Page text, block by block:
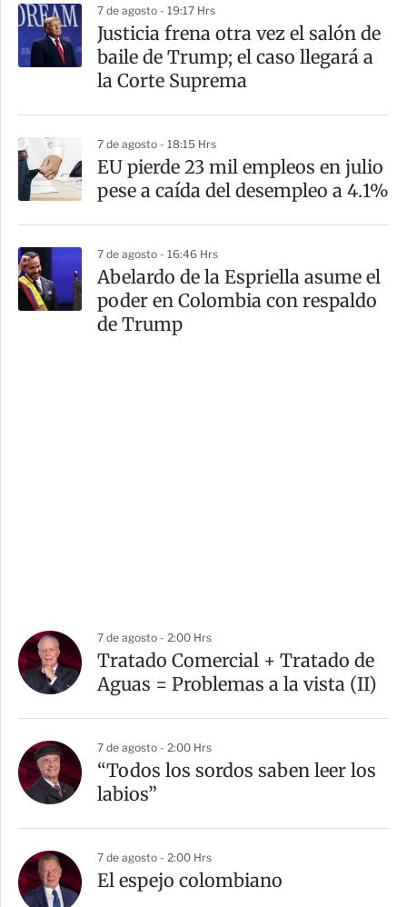
7 de agosto - 19:17 Hrs
Justicia frena otra vez el salón de
baile de Trump; el caso llegará a
la Corte Suprema
7 de agosto - 18:15 Hrs
EU pierde 23 mil empleos en julio
pese a caída del desempleo a 4.1%
7 de agosto - 16:46 Hrs
Abelardo de la Espriella asume el
poder en Colombia con respaldo
de Trump
7 de agosto - 2:00 Hrs
Tratado Comercial + Tratado de
Aguas = Problemas a la vista (II)
7 de agosto - 2:00 Hrs
“Todos los sordos saben leer los
labios”
7 de agosto - 2:00 Hrs
El espejo colombiano